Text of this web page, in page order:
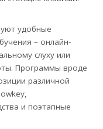
удобные
– онлайн-
слуху или
Программы вроде
различной
и поэтапные